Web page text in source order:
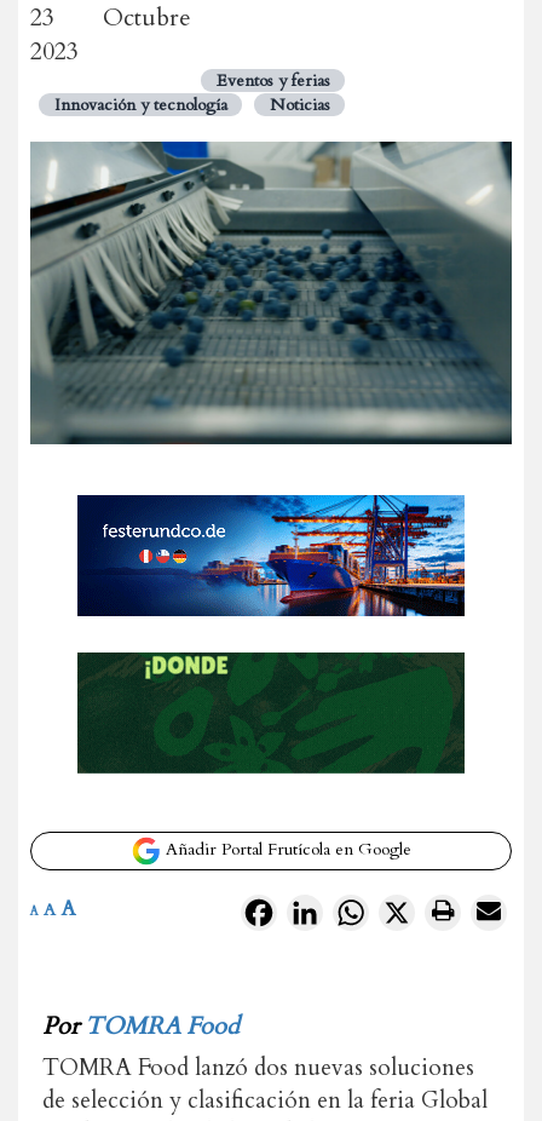
23 Octubre
2023
Eventos y ferias
Innovación y tecnología
Noticias
Añadir Portal Frutícola en Google
FacebookLinkedInWhatsApp
X
A A A
PorTOMRA Food
TOMRA Food lanzó dos nuevas soluciones
de selección y clasificación en la feria Global